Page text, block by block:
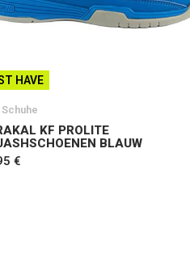
HAVE
KF PROLITE
BLAUW
€